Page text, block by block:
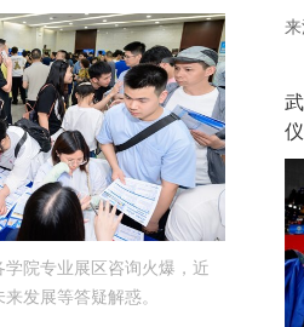
院专业展区咨询火爆，近
发展等答疑解惑。